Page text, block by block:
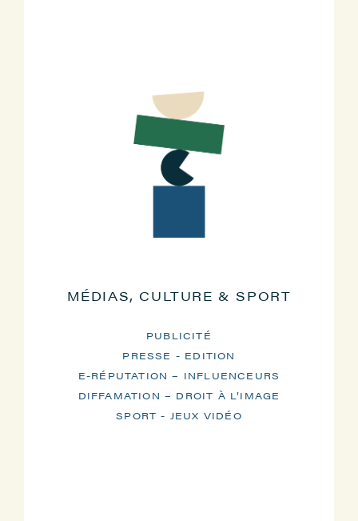
MÉDIAS, CULTURE & SPORT
PUBLICITÉ
PRESSE - EDITION
E-RÉPUTATION – INFLUENCEURS
DIFFAMATION – DROIT À L’IMAGE
SPORT - JEUX VIDÉO